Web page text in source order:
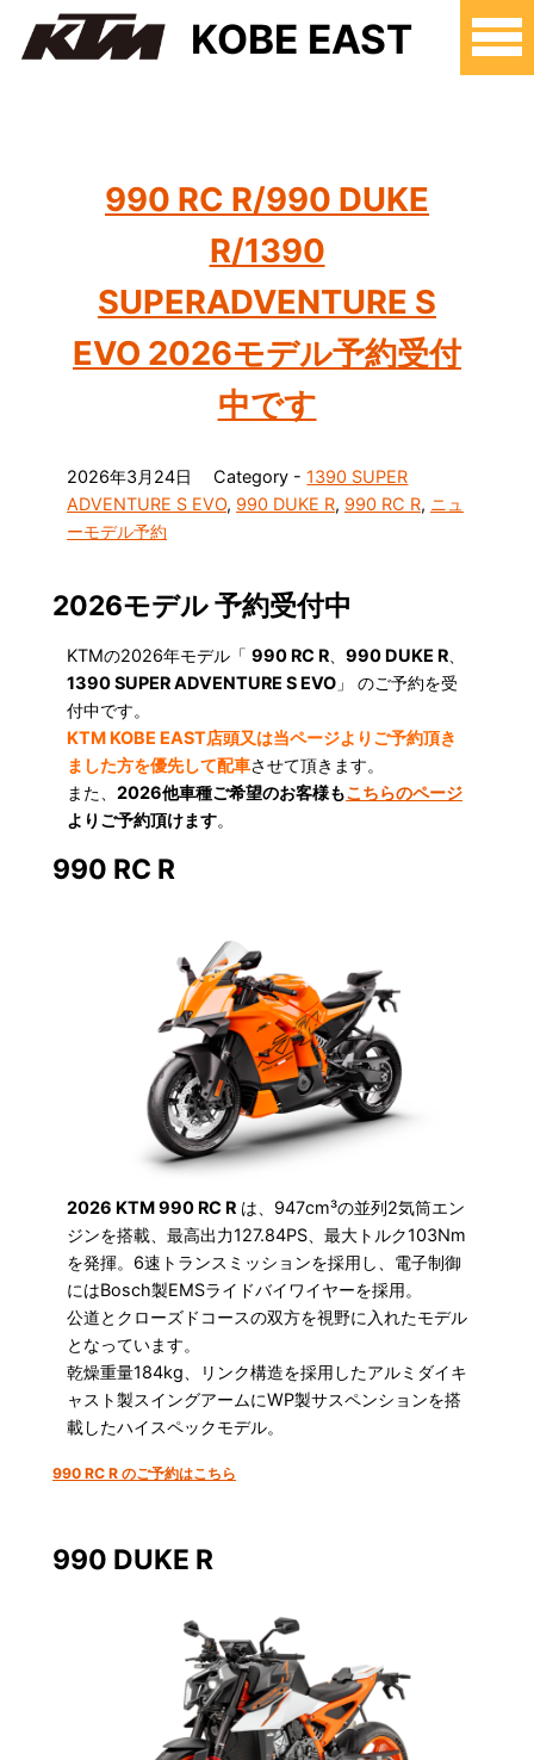
KOBE EAST
990 RC R/990 DUKE
R/1390
SUPERADVENTURE S
EVO 2026モデル予約受付
中です
2026年3月24日 Category -1390 SUPER
ADVENTURE S EVO, 990 DUKE R, 990 RC R, ニュ
ーモデル予約
2026モデル 予約受付中
KTMの2026年モデル「 990 RC R 990 DUKE R
1390 SUPER ADVENTURE S EVO 」 のご予約を受
付中です。
KTM KOBE EAST店頭又は当ページよりご予約頂き
ました方を優先して配車させて頂きます。
また、 2026他車種ご希望のお客様もこちらのページ
よりご予約頂けます。
990 RC R
2026 KTM 990 RC R は、947cm³の並列2気筒エン
ジンを搭載、最高出力127.84PS、最大トルク103Nm
を発揮。6速トランスミッションを採用し、電子制御
にはBosch製EMSライドバイワイヤーを採用。
公道とクローズドコースの双方を視野に入れたモデル
となっています。
乾燥重量184kg、リンク構造を採用したアルミダイキ
ャスト製スイングアームにWP製サスペンションを搭
載したハイスペックモデル。
990 RC R のご予約はこちら
990 DUKE R